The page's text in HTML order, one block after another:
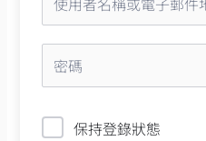
保持登錄狀態